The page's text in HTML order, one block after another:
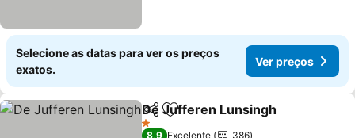
Selecione as datas para ver os preços
exatos.
Ver preços
PartilharAdicionar aos favoritos
De Jufferen Lunsingh
1 Estrelas
8,9 Excelente 386